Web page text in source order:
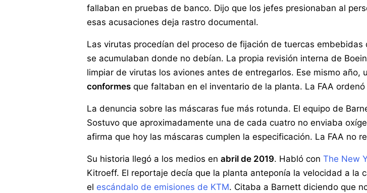
fallaban en pruebas de banco. Dijo que los jefes presionaban al
esas acusaciones deja rastro documental.
Las virutas procedían del proceso de fijación de tuercas
se acumulaban donde no debían. La propia revisión interna de
limpiar de virutas los aviones antes de entregarlos. Ese mismo año,
conformes que faltaban en el inventario de la planta. La FAA
La denuncia sobre las máscaras fue más rotunda. El equipo de
Sostuvo que aproximadamente una de cada cuatro no enviaba
afirma que hoy las máscaras cumplen la especificación. La FAA no
Su historia llegó a los medios en abril de 2019. Habló con The New
Kitroeff. El reportaje decía que la planta anteponía la velocidad a la
el escándalo de emisiones de KTM. Citaba a Barnett diciendo que